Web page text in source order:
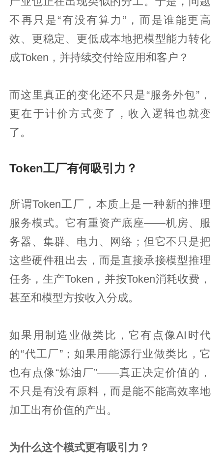
不再只是“有没有算力”，而是谁能更高
效、更稳定、更低成本地把模型能力转化
成Token，并持续交付给应用和客户？
而这里真正的变化还不只是“服务外包”，
更在于计价方式变了，收入逻辑也就变
了。
Token工厂有何吸引力？
所谓Token工厂，本质上是一种新的推理
服务模式。它有重资产底座——机房、服
务器、集群、电力、网络；但它不只是把
这些硬件租出去，而是直接承接模型推理
任务，生产Token，并按Token消耗收费，
甚至和模型方按收入分成。
如果用制造业做类比，它有点像AI时代
的“代工厂”；如果用能源行业做类比，它
也有点像“炼油厂”——真正决定价值的，
不只是有没有原料，而是能不能高效率地
加工出有价值的产出。
为什么这个模式更有吸引力？